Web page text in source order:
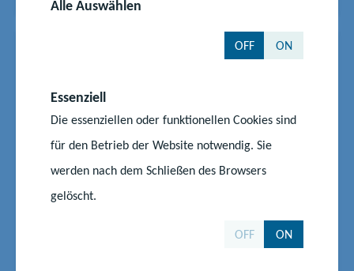
Alle Auswählen
OFF ON
Essenziell
Die essenziellen oder funktionellen Cookies sind
für den Betrieb der Website notwendig. Sie
werden nach dem Schließen des Browsers
gelöscht.
OFF ON
#Schule #Wettbewerb
Held - kreativer Einsatz für den
Klimaschutz
heimischen Wald kennen und schätzen zu lernen.
Und jetzt einmal mehr: Gemeinsam mit dem
Maskottchen Edda Eichhörnchen, die sich als Hüterin